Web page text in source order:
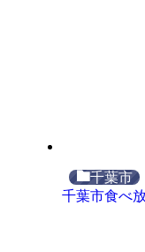
千葉市
千葉市食べ